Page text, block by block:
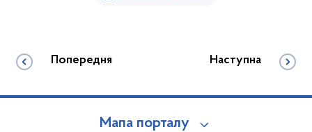
Попередня Наступна
Мапа порталу